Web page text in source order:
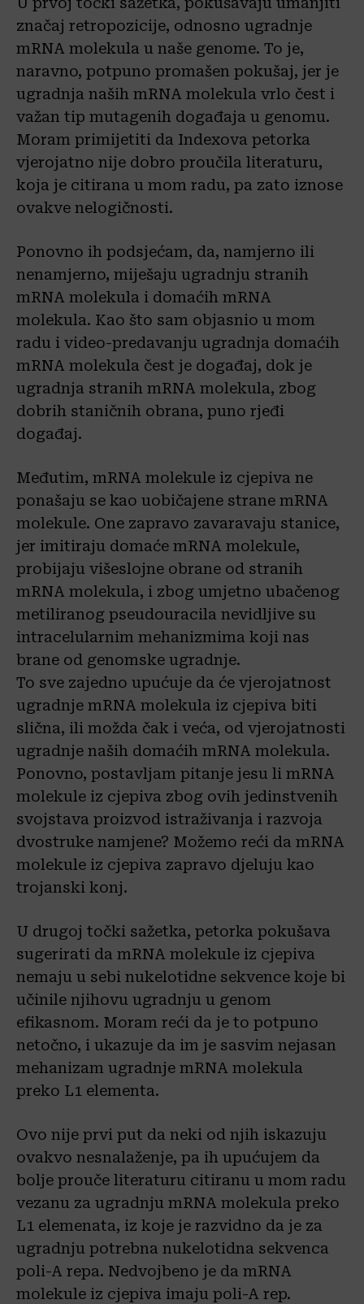
značaj retropozicije, odnosno ugradnje
mRNA molekula u naše genome. To je,
naravno, potpuno promašen pokušaj, jer je
ugradnja naših mRNA molekula vrlo čest i
važan tip mutagenih događaja u genomu.
Moram primijetiti da Indexova petorka
vjerojatno nije dobro proučila literaturu,
koja je citirana u mom radu, pa zato iznose
ovakve nelogičnosti.
Ponovno ih podsjećam, da, namjerno ili
nenamjerno, miješaju ugradnju stranih
mRNA molekula i domaćih mRNA
molekula. Kao što sam objasnio u mom
radu i video-predavanju ugradnja domaćih
mRNA molekula čest je događaj, dok je
ugradnja stranih mRNA molekula, zbog
dobrih staničnih obrana, puno rjeđi
događaj.
Međutim, mRNA molekule iz cjepiva ne
ponašaju se kao uobičajene strane mRNA
molekule. One zapravo zavaravaju stanice,
jer imitiraju domaće mRNA molekule,
probijaju višeslojne obrane od stranih
mRNA molekula, i zbog umjetno ubačenog
metiliranog pseudouracila nevidljive su
intracelularnim mehanizmima koji nas
brane od genomske ugradnje.
To sve zajedno upućuje da će vjerojatnost
ugradnje mRNA molekula iz cjepiva biti
slična, ili možda čak i veća, od vjerojatnosti
ugradnje naših domaćih mRNA molekula.
Ponovno, postavljam pitanje jesu li mRNA
molekule iz cjepiva zbog ovih jedinstvenih
svojstava proizvod istraživanja i razvoja
dvostruke namjene? Možemo reći da mRNA
molekule iz cjepiva zapravo djeluju kao
trojanski konj.
U drugoj točki sažetka, petorka pokušava
sugerirati da mRNA molekule iz cjepiva
nemaju u sebi nukelotidne sekvence koje bi
učinile njihovu ugradnju u genom
efikasnom. Moram reći da je to potpuno
netočno, i ukazuje da im je sasvim nejasan
mehanizam ugradnje mRNA molekula
preko L1 elementa.
Ovo nije prvi put da neki od njih iskazuju
ovakvo nesnalaženje, pa ih upućujem da
bolje prouče literaturu citiranu u mom radu
vezanu za ugradnju mRNA molekula preko
L1 elemenata, iz koje je razvidno da je za
ugradnju potrebna nukelotidna sekvenca
poli-A repa. Nedvojbeno je da mRNA
molekule iz cjepiva imaju poli-A rep.